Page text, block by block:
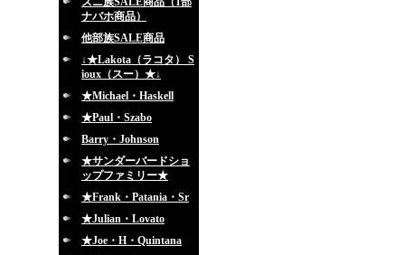
ナバホ商品）
他部族SALE商品
↓★Lakota（ラコタ） S
ioux（スー）★↓
★Michael・Haskell
★Paul・Szabo
Barry・Johnson
★サンダーバードショ
ップファミリー★
★Frank・Patania・Sr
★Julian・Lovato
★Joe・H・Quintana